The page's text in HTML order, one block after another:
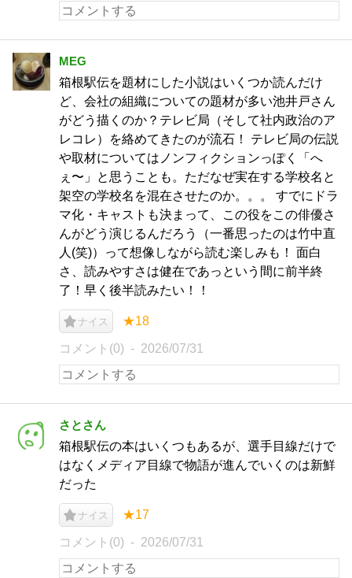
MEG
箱根駅伝を題材にした小説はいくつか読んだけ
ど、会社の組織についての題材が多い池井戸さん
がどう描くのか？テレビ局（そして社内政治のア
レコレ）を絡めてきたのが流石！ テレビ局の伝説
や取材についてはノンフィクションっぽく「へ
ぇ〜」と思うことも。ただなぜ実在する学校名と
架空の学校名を混在させたのか。。。 すでにドラ
マ化・キャストも決まって、この役をこの俳優さ
んがどう演じるんだろう（一番思ったのは竹中直
人(笑)）って想像しながら読む楽しみも！ 面白
さ、読みやすさは健在であっという間に前半終
了！早く後半読みたい！！
ナイス ★18
コメント(0) 2026/07/31
さとさん
箱根駅伝の本はいくつもあるが、選手目線だけで
はなくメディア目線で物語が進んでいくのは新鮮
だった
ナイス ★17
コメント(0) 2026/07/31